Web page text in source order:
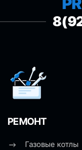
РЕМОНТ
Газовые котлы